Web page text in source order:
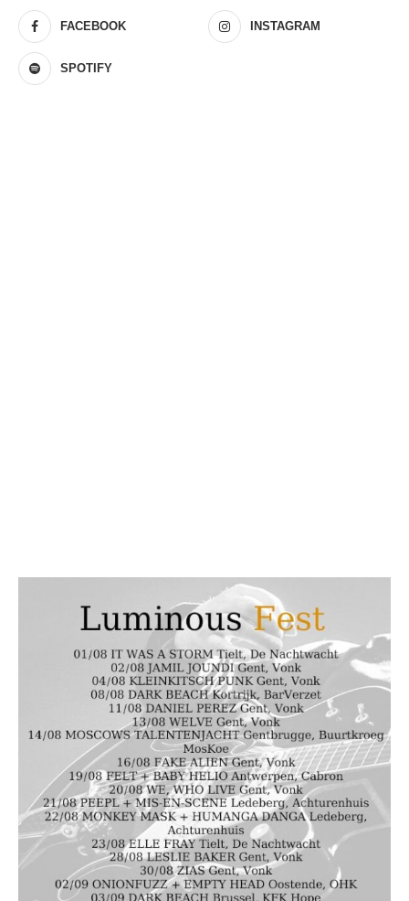
FACEBOOK INSTAGRAM
SPOTIFY